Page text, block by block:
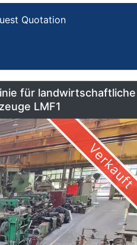
Quotation
für landwirtschaftliche
LMF1
Verkauft